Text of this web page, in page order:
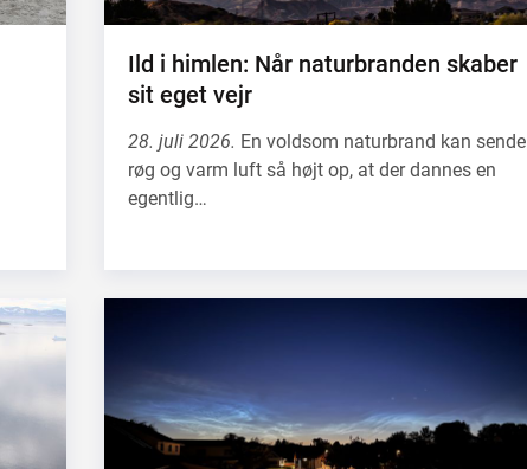
Ild i himlen: Når naturbranden skaber
sit eget vejr
28. juli 2026. En voldsom naturbrand kan sende
røg og varm luft så højt op, at der dannes en
egentlig…